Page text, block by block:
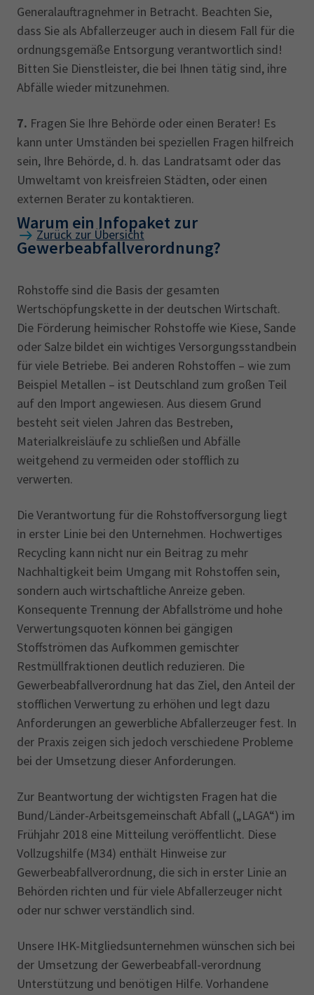
Generalauftragnehmer in Betracht. Beachten Sie,
dass Sie als Abfallerzeuger auch in diesem Fall für die
ordnungsgemäße Entsorgung verantwortlich sind!
Bitten Sie Dienstleister, die bei Ihnen tätig sind, ihre
Abfälle wieder mitzunehmen.
7. Fragen Sie Ihre Behörde oder einen Berater! Es
kann unter Umständen bei speziellen Fragen hilfreich
sein, Ihre Behörde, d. h. das Landratsamt oder das
Umweltamt von kreisfreien Städten, oder einen
externen Berater zu kontaktieren.
Zurück zur Übersicht
Warum ein Infopaket zur
Gewerbeabfallverordnung?
Rohstoffe sind die Basis der gesamten
Wertschöpfungskette in der deutschen Wirtschaft.
Die Förderung heimischer Rohstoffe wie Kiese, Sande
oder Salze bildet ein wichtiges Versorgungsstandbein
für viele Betriebe. Bei anderen Rohstoffen – wie zum
Beispiel Metallen – ist Deutschland zum großen Teil
auf den Import angewiesen. Aus diesem Grund
besteht seit vielen Jahren das Bestreben,
Materialkreisläufe zu schließen und Abfälle
weitgehend zu vermeiden oder stofflich zu
verwerten.
Die Verantwortung für die Rohstoffversorgung liegt
in erster Linie bei den Unternehmen. Hochwertiges
Recycling kann nicht nur ein Beitrag zu mehr
Nachhaltigkeit beim Umgang mit Rohstoffen sein,
sondern auch wirtschaftliche Anreize geben.
Konsequente Trennung der Abfallströme und hohe
Verwertungsquoten können bei gängigen
Stoffströmen das Aufkommen gemischter
Restmüllfraktionen deutlich reduzieren. Die
Gewerbeabfallverordnung hat das Ziel, den Anteil der
stofflichen Verwertung zu erhöhen und legt dazu
Anforderungen an gewerbliche Abfallerzeuger fest. In
der Praxis zeigen sich jedoch verschiedene Probleme
bei der Umsetzung dieser Anforderungen.
Zur Beantwortung der wichtigsten Fragen hat die
Bund/Länder-Arbeitsgemeinschaft Abfall („LAGA“) im
Frühjahr 2018 eine Mitteilung veröffentlicht. Diese
Vollzugshilfe (M34) enthält Hinweise zur
Gewerbeabfallverordnung, die sich in erster Linie an
Behörden richten und für viele Abfallerzeuger nicht
oder nur schwer verständlich sind.
Unsere IHK-Mitgliedsunternehmen wünschen sich bei
der Umsetzung der Gewerbeabfall-verordnung
Unterstützung und benötigen Hilfe. Vorhandene